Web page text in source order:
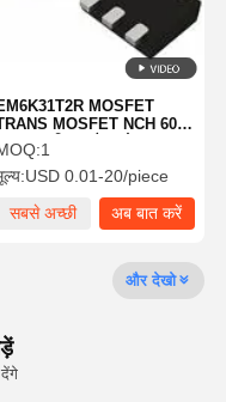
फैक्टरी यात्रा
अब बात करें
MOSFET
MOSFET NCH 60V
6 पिन 2 चैनल के साथ
1
USD 0.01-20/piece
सबसे अच्छी
अब बात करें
और देखो